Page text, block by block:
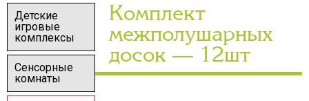
Детские
игровые
комплексы
Сенсорные
комнаты
Комплект
межполушарных
досок — 12шт